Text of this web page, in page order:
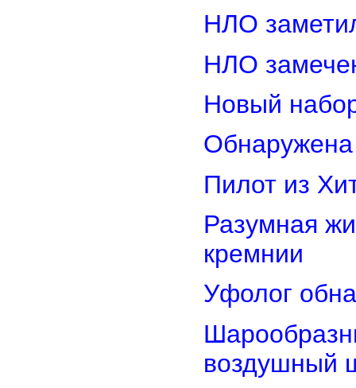
НЛО
НЛО
Новый
Обнаружена
Пилот из
Разумная
кремнии
Уфолог
воздушный